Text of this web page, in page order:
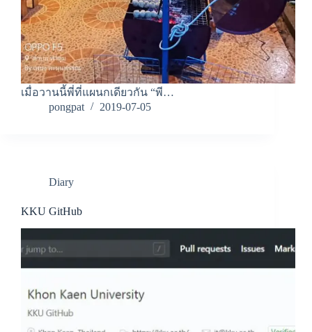
เมื่อวานนี้พี่ที่แผนกเดียวกัน “พี…
pongpat
2019-07-05
Diary
KKU GitHub